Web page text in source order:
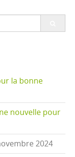
la bonne
nouvelle pour
2024